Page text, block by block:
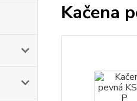
Kačena